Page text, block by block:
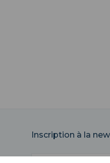
Inscription à la